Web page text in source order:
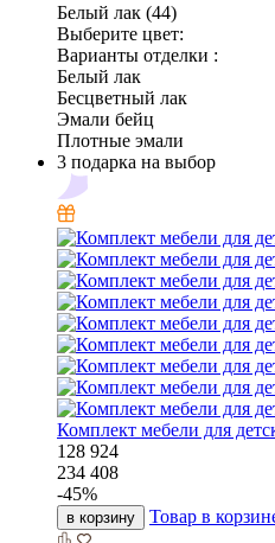
Белый лак (44)
Выберите цвет:
Варианты отделки :
Белый лак
Бесцветный лак
Эмали бейц
Плотные эмали
3 подарка на выбор
Комплект мебели для
128 924
234 408
-45%
в корзину Товар в